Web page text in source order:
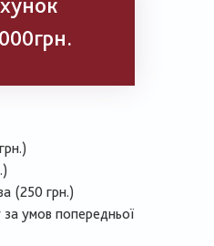
(250 грн.)
за умов попередньої